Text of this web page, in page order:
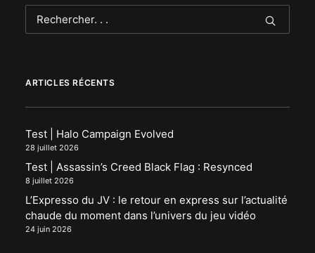
ARTICLES RÉCENTS
Test | Halo Campaign Evolved
28 juillet 2026
Test | Assassin’s Creed Black Flag : Resynced
8 juillet 2026
L’Expresso du JV : le retour en express sur l’actualité
chaude du moment dans l’univers du jeu vidéo
24 juin 2026